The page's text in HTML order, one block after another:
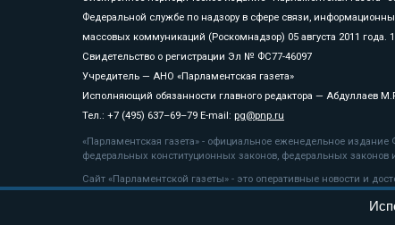
Федеральной службе по надзору в сфере связи,
массовых коммуникаций (Роскомнадзор) 05 августа 2011 года.
Свидетельство о регистрации Эл № ФС77-46097
Учредитель — АНО «Парламентская газета»
Исполняющий обязанности главного редактора — Абдуллаев
Тел.: +7 (495) 637–69–79 E-mail: pg@pnp.ru
«Парламентская газета» - официальное еженедельное
федеральных конституционных законов, федеральных законов
Сайт «Парламентской газеты» - это оперативные новости и
«Парламентской газеты» активная ссылка на pnp.ru
рекомендательные